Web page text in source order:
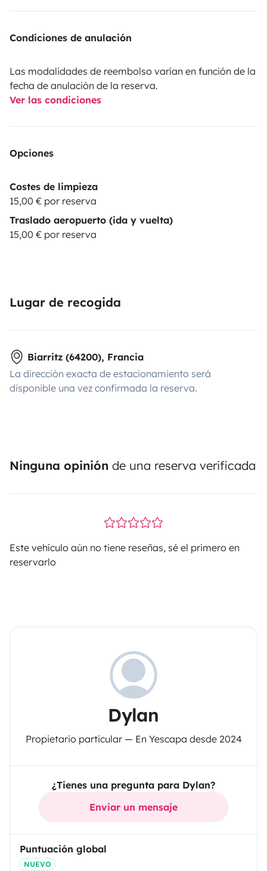
Condiciones de anulación
Las modalidades de reembolso varían en función de la
fecha de anulación de la reserva.
Ver las condiciones
Opciones
Costes de limpieza
15,00 € por reserva
Traslado aeropuerto (ida y vuelta)
15,00 € por reserva
Lugar de recogida
Biarritz (64200), Francia
La dirección exacta de estacionamiento será
disponible una vez confirmada la reserva.
Ninguna opinión de una reserva verificada
Este vehículo aún no tiene reseñas, sé el primero en
reservarlo
Dylan
Propietario particular — En Yescapa desde 2024
¿Tienes una pregunta para Dylan?
Enviar un mensaje
Puntuación global
NUEVO